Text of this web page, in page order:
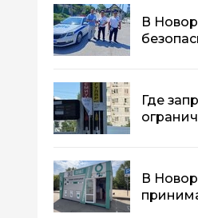
В
Где
В